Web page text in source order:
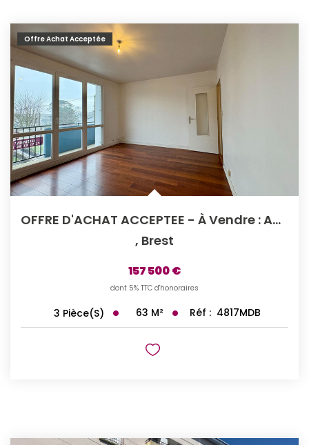
Offre Achat Acceptée
OFFRE D'ACHAT ACCEPTEE - À Vendre : Appartement 3 Pièces À...
, Brest
157 500 €
dont 5% TTC d'honoraires
3 Pièce(s) 63 M² Réf : 4817MDB